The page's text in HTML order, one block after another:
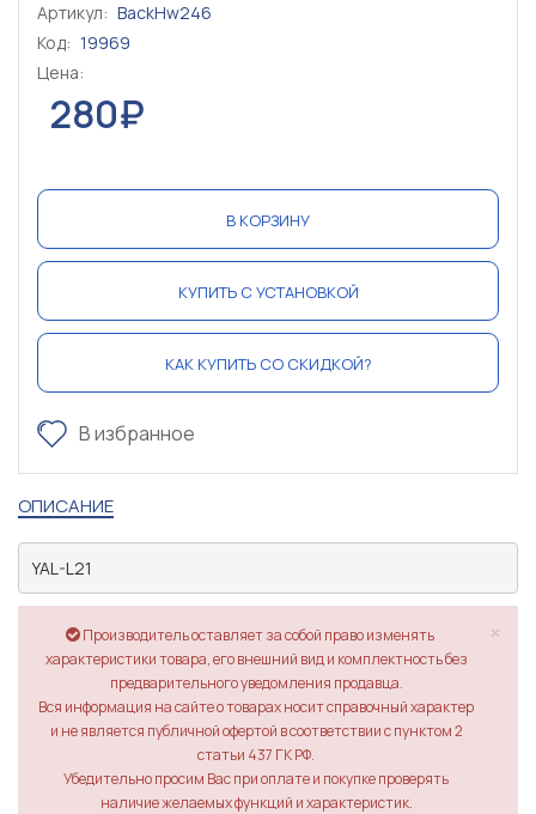
Артикул: BackHw246
Код: 19969
Цена:
280₽
В КОРЗИНУ
КУПИТЬ С УСТАНОВКОЙ
КАК КУПИТЬ СО СКИДКОЙ?
В избранное
ОПИСАНИЕ
YAL-L21
×
Производитель оставляет за собой право изменять
характеристики товара, его внешний вид и комплектность без
предварительного уведомления продавца.
Вся информация на сайте о товарах носит справочный характер
и не является публичной офертой в соответствии с пунктом 2
статьи 437 ГК РФ.
Убедительно просим Вас при оплате и покупке проверять
наличие желаемых функций и характеристик.